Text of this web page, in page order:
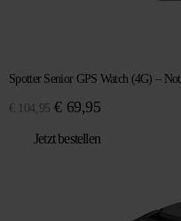
Spotter Senior GPS Watch (4G) –
€ 104,95 Ursprünglicher
war:
€ 69,95Aktueller
ist:
Jetzt bestellen